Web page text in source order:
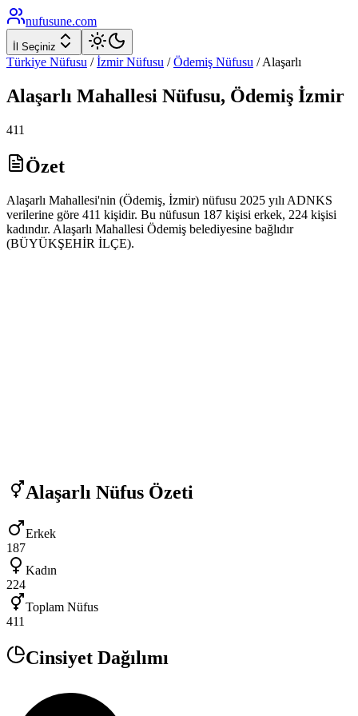
nufusune.com
İl Seçiniz
Türkiye Nüfusu / İzmirNüfusu / Ödemiş Nüfusu /Alaşarlı
Alaşarlı Mahallesi Nüfusu, Ödemiş İzmir
411
Özet
Alaşarlı Mahallesi'nin (Ödemiş, İzmir) nüfusu 2025 yılı ADNKS
verilerine göre 411 kişidir. Bu nüfusun 187 kişisi erkek, 224 kişisi
kadındır. Alaşarlı Mahallesi Ödemiş belediyesine bağlıdır
(BÜYÜKŞEHİR İLÇE).
Alaşarlı Nüfus Özeti
Erkek
187
Kadın
224
Toplam Nüfus
411
Cinsiyet Dağılımı